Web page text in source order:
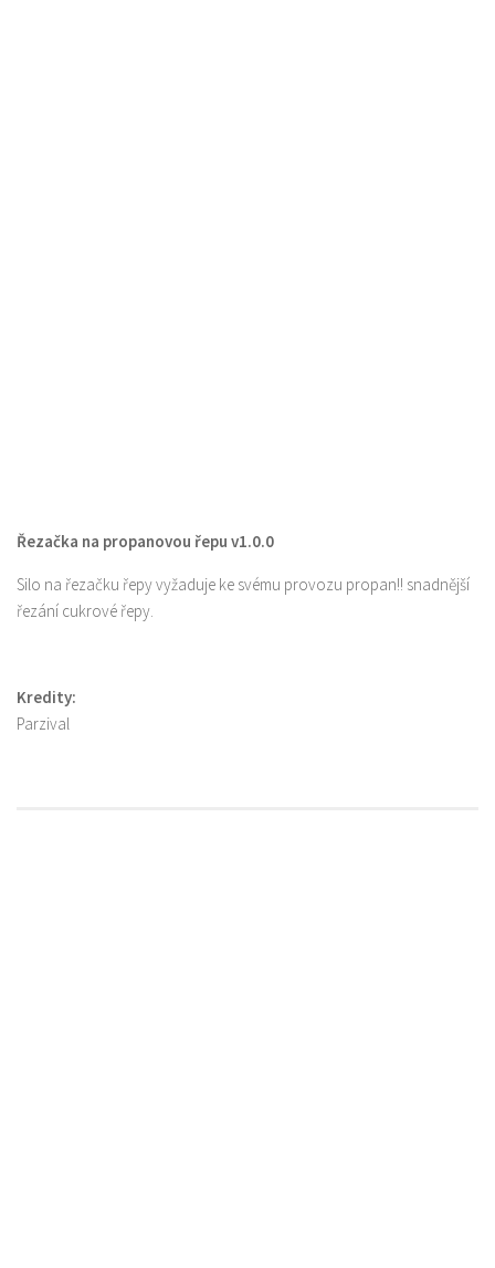
Řezačka na propanovou řepu v1.0.0
Silo na řezačku řepy vyžaduje ke svému provozu propan!! snadnější
řezání cukrové řepy.
Kredity:
Parzival